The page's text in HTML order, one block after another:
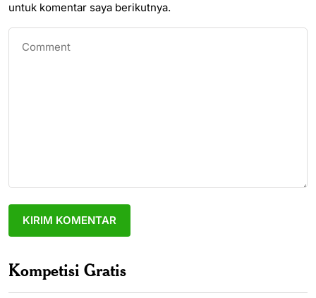
untuk komentar saya berikutnya.
Kompetisi Gratis